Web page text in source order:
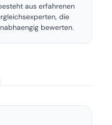
aus erfahrenen
die
bewerten.